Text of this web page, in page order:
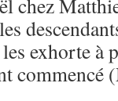
chez
exhorte à